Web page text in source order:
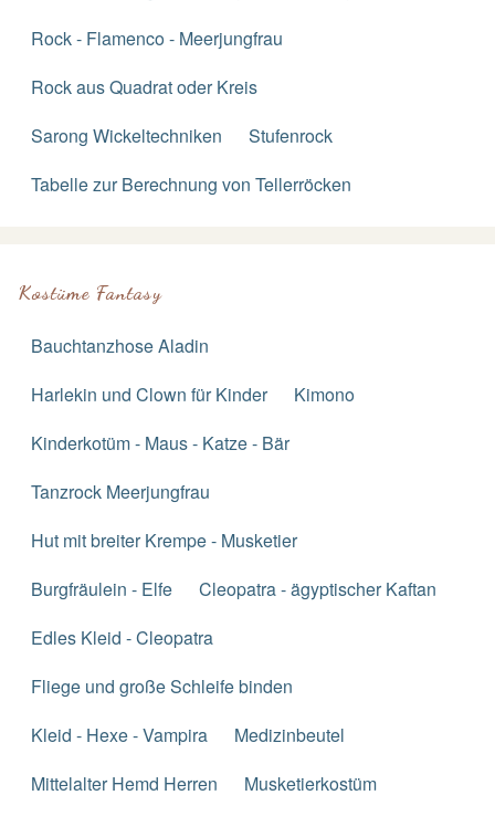
Rock - Flamenco - Meerjungfrau
Rock aus Quadrat oder Kreis
Sarong Wickeltechniken
Stufenrock
Tabelle zur Berechnung von Tellerröcken
Kostüme Fantasy
Bauchtanzhose Aladin
Harlekin und Clown für Kinder
Kimono
Kinderkotüm - Maus - Katze - Bär
Tanzrock Meerjungfrau
Hut mit breiter Krempe - Musketier
Burgfräulein - Elfe
Cleopatra - ägyptischer Kaftan
Edles Kleid - Cleopatra
Fliege und große Schleife binden
Kleid - Hexe - Vampira
Medizinbeutel
Mittelalter Hemd Herren
Musketierkostüm